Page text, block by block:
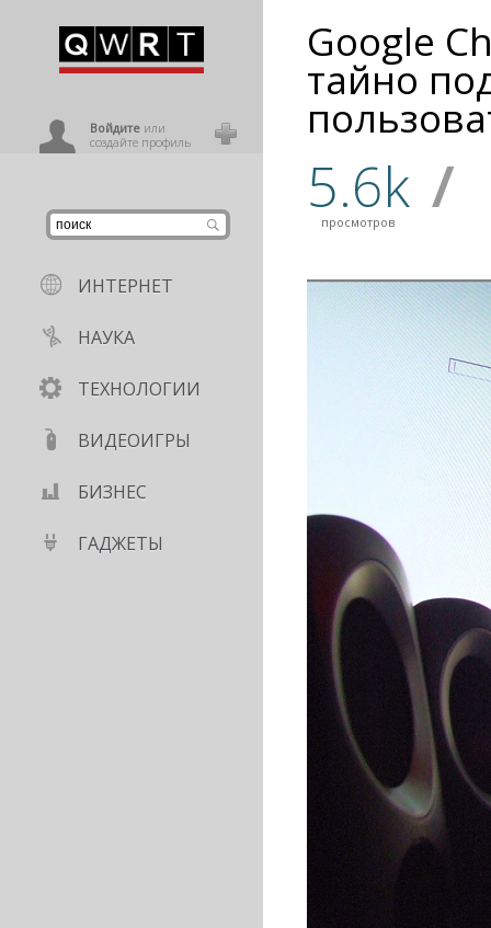
Войдитеили
создайте профиль
ИНТЕРНЕТ
НАУКА
ТЕХНОЛОГИИ
ВИДЕОИГРЫ
БИЗНЕС
ГАДЖЕТЫ
Google
тайно
5.6k
просмотров /